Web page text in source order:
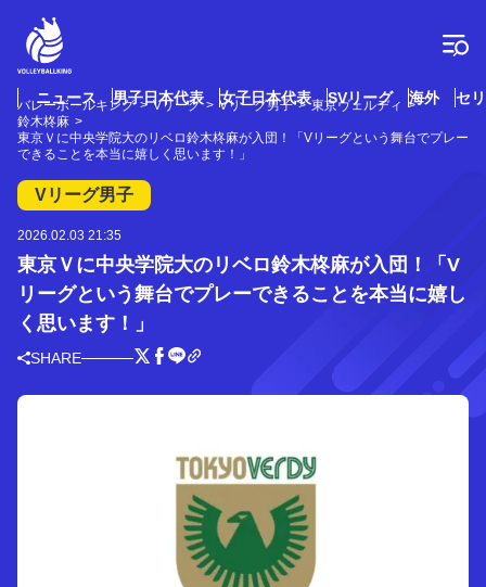
ニュース 男子日本代表 女子日本代表 SVリーグ 海外 セ
バレーボールキング Vリーグ Vリーグ男子
東京ヴェルディ
鈴木柊麻
東京Ｖに中央学院大のリベロ鈴木柊麻が入団！「Vリーグという舞台でプレー
できることを本当に嬉しく思います！」
Vリーグ男子
2026.02.03 21:35
東京Ｖに中央学院大のリベロ鈴木柊麻が入団！「V
リーグという舞台でプレーできることを本当に嬉し
く思います！」
SHARE